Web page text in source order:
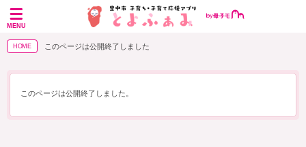
MENU
HOME このページは公開終了しました
このページは公開終了しました。